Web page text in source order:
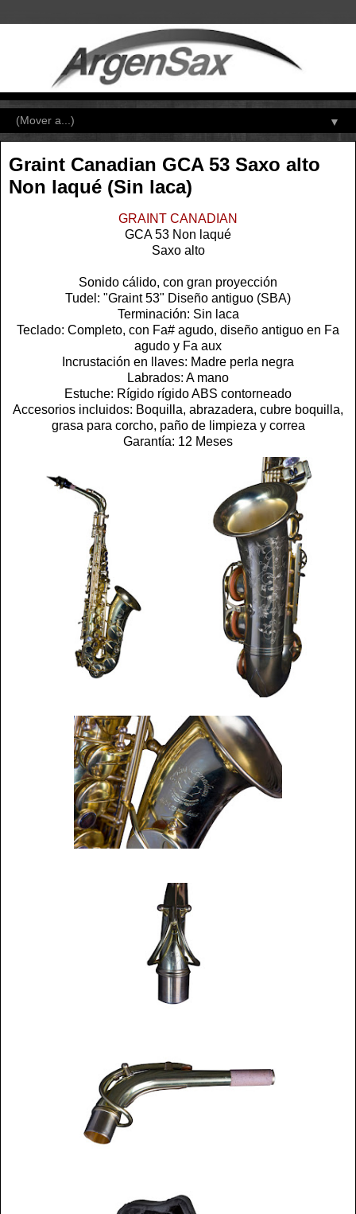
▼
Graint Canadian GCA 53 Saxo alto
Non laqué (Sin laca)
GRAINT CANADIAN
GCA 53 Non laqué
Saxo alto
Sonido cálido, con gran proyección
Tudel: "Graint 53" Diseño antiguo (SBA)
Terminación: Sin laca
Teclado: Completo, con Fa# agudo, diseño antiguo en Fa
agudo y Fa aux
Incrustación en llaves: Madre perla negra
Labrados: A mano
Estuche: Rígido rígido ABS contorneado
Accesorios incluidos: Boquilla, abrazadera, cubre boquilla,
grasa para corcho, paño de limpieza y correa
Garantía: 12 Meses